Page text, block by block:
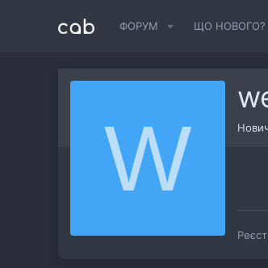
ФОРУМ ЩО НОВОГО?
W